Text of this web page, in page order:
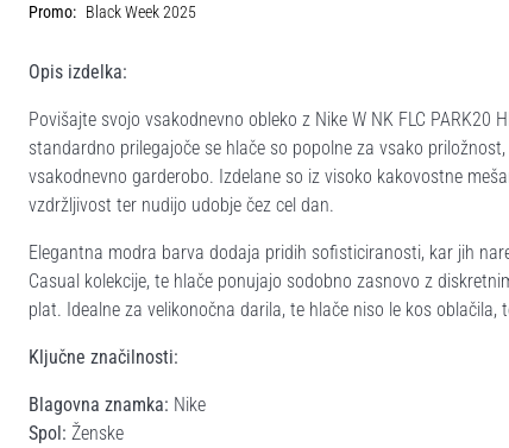
Promo: Black Week 2025
Opis izdelka:
Povišajte svojo vsakodnevno obleko z Nike W NK FLC PARK20
standardno prilegajoče se hlače so popolne za vsako
vsakodnevno garderobo. Izdelane so iz visoko kakovostne
vzdržljivost ter nudijo udobje čez cel dan.
Elegantna modra barva dodaja pridih sofisticiranosti, kar jih
Casual kolekcije, te hlače ponujajo sodobno zasnovo z
plat. Idealne za velikonočna darila, te hlače niso le kos oblačila,
Ključne značilnosti:
Blagovna znamka: Nike
Spol: Ženske